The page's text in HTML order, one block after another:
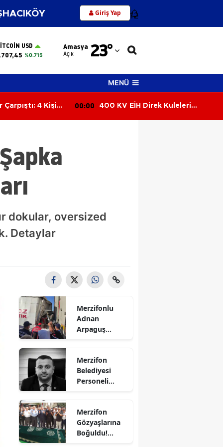
Giriş Yap 12
USD
%0.715
Amasya
Açık 23°
Adana
Adıyaman
Ağrı
Amasya
Balıkesir
Bitlis
Burdur
Bursa
Çanakkale
Çankırı
Denizli
Diyarbakır
MENÜ
Çarpıştı: 4 Kişi
00:00
400 KV EİH Direk Kuleleri
dokular, oversized
Detaylar
Merzifonlu
Adnan
Arpaguş
Hayatını
Kaybetti
Merzifon
Belediyesi
Personeli
Hayatını
Kaybetti
Merzifon
Gözyaşlarına
Boğuldu!